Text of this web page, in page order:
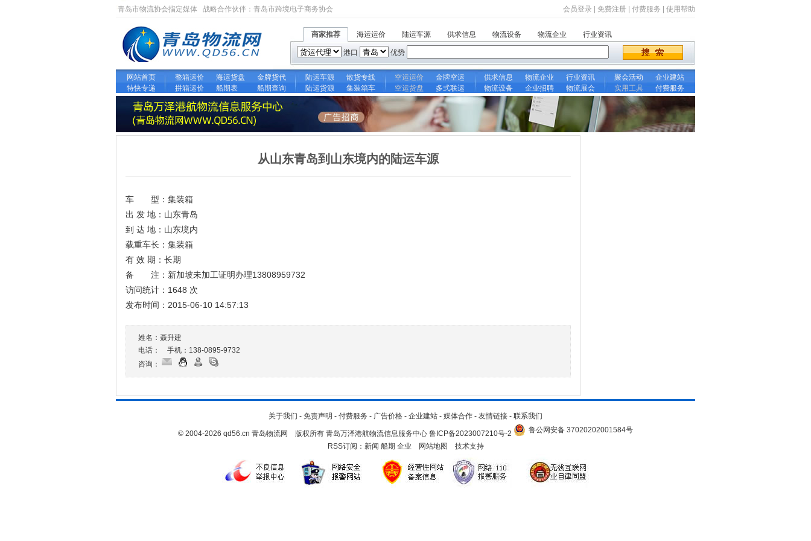
青岛市物流协会指定媒体 战略合作伙伴： 青岛市跨境电子商务协会 会员登录 免费注册 付费服务 使用帮助
商家推荐 海运运价 陆运车源 供求信息 物流设备 物流企业 行业资讯
港口 优势
网站首页 整箱运价 海运货盘 金牌货代 陆运车源 散货专线 空运运价 金牌空运 供求信息 物流企业 行业资讯 聚会活动
企业建站
特快专递
拼箱运价 船期表 船期查询 陆运货源 集装箱车 空运货盘 多式联运 物流设备 企业招聘 物流展会 实用工具 付费服务
从山东青岛到山东境内的陆运车源
车 型：集装箱
出 发 地：山东青岛
到 达 地：山东境内
载重车长：集装箱
有 效 期：长期
备 注：新加坡未加工证明办理13808959732
访问统计：1648 次
发布时间：2015-06-10 14:57:13
姓名：聂升建
电话： 手机： 138-0895-9732
咨询：
关于我们 - 免责声明 - 付费服务 - 广告价格 - 企业建站 - 媒体合作 - 友情链接 - 联系我们
© 2004-2026 qd56.cn 青岛物流网 版权所有 青岛万泽港航物流信息服务中心 鲁ICP备2023007210号-2
鲁公网安备 37020202001584号
RSS订阅： 新闻 船期 企业 网站地图 技术支持